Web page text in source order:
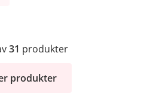
31 produkter
produkter